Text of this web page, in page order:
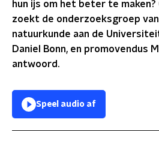
hun ijs om het beter te maken?
zoekt de onderzoeksgroep
natuurkunde aan de
Daniel Bonn, en promovendus
antwoord.
Speel audio af